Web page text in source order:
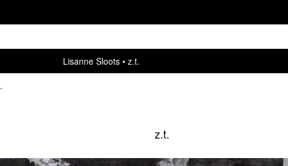
Lisanne Sloots
z.t.
.
z.t.